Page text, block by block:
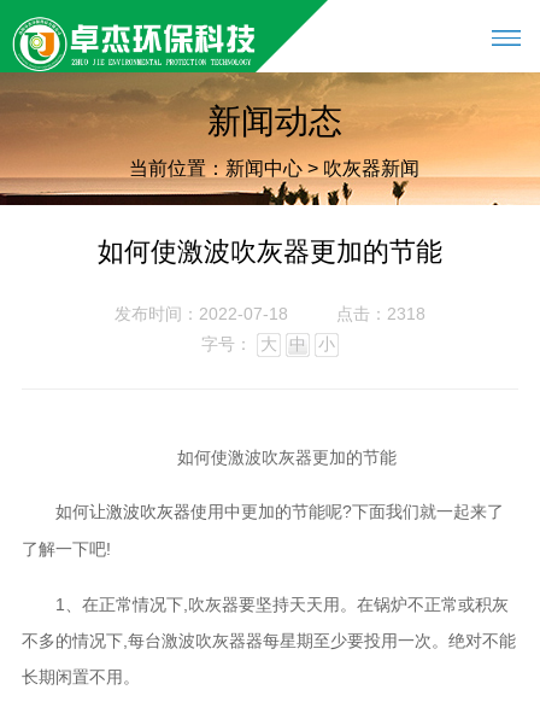
新闻动态
当前位置：新闻中心 > 吹灰器新闻
如何使激波吹灰器更加的节能
发布时间：2022-07-18
点击：2318
字号：
大 中 小
如何使激波吹灰器更加的节能
如何让激波吹灰器使用中更加的节能呢?下面我们就一起来了
了解一下吧!
1、在正常情况下,吹灰器要坚持天天用。在锅炉不正常或积灰
不多的情况下,每台激波吹灰器器每星期至少要投用一次。绝对不能
长期闲置不用。